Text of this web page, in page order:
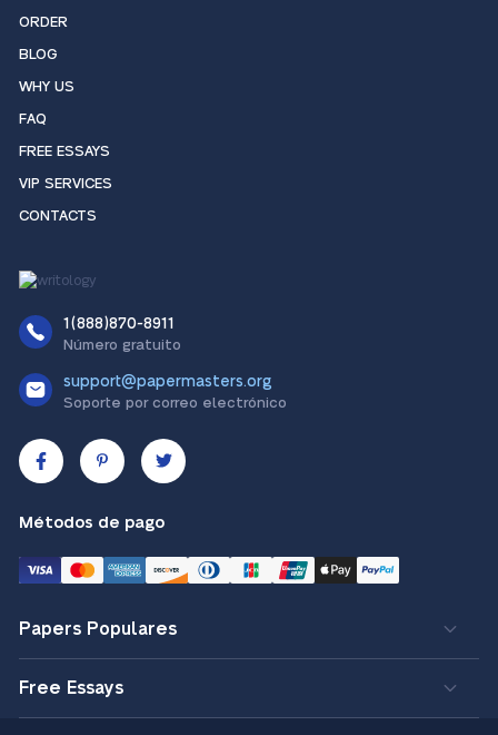
ORDER
BLOG
WHY US
FAQ
FREE ESSAYS
VIP SERVICES
CONTACTS
1(888)870-8911
Número gratuito
support@papermasters.org
Soporte por correo electrónico
Métodos de pago
Papers Populares
Free Essays